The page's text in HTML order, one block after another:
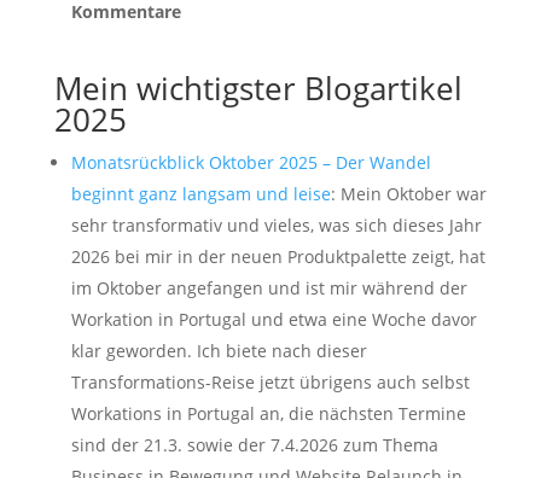
Kommentare
Mein wichtigster Blogartikel
2025
Monatsrückblick Oktober 2025 – Der Wandel
beginnt ganz langsam und leise: Mein Oktober war
sehr transformativ und vieles, was sich dieses Jahr
2026 bei mir in der neuen Produktpalette zeigt, hat
im Oktober angefangen und ist mir während der
Workation in Portugal und etwa eine Woche davor
klar geworden. Ich biete nach dieser
Transformations-Reise jetzt übrigens auch selbst
Workations in Portugal an, die nächsten Termine
sind der 21.3. sowie der 7.4.2026 zum Thema